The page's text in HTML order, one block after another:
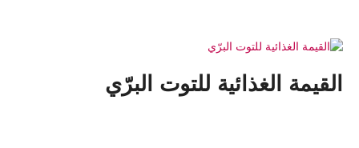
القيمة الغذائية للتوت البرّي